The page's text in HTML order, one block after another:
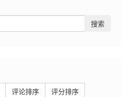
搜索
评论排序
评分排序